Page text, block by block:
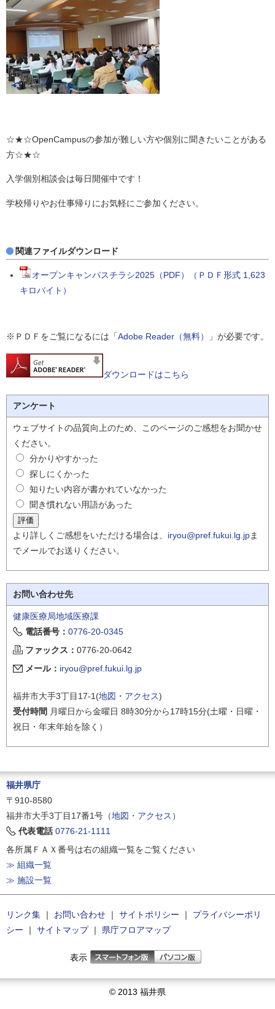
☆★☆OpenCampusの参加が難しい方や個別に聞きたいことがある
方☆★☆
入学個別相談会は毎日開催中です！
学校帰りやお仕事帰りにお気軽にご参加ください。
関連ファイルダウンロード
オープンキャンパスチラシ2025（PDF）（ＰＤＦ形式 1,623
キロバイト）
※ＰＤＦをご覧になるには「Adobe Reader（無料） 」が必要です。
ダウンロードはこちら
アンケート
ウェブサイトの品質向上のため、このページのご感想をお聞かせ
ください。
分かりやすかった
探しにくかった
知りたい内容が書かれていなかった
聞き慣れない用語があった
より詳しくご感想をいただける場合は、 iryou@pref.fukui.lg.jpま
でメールでお送りください。
お問い合わせ先
健康医療局地域医療課
電話番号： 0776-20-0345
ファックス： 0776-20-0642
メール： iryou@pref.fukui.lg.jp
福井市大手3丁目17-1(地図・アクセス)
受付時間 月曜日から金曜日 8時30分から17時15分(土曜・日曜・
祝日・年末年始を除く）
福井県庁
〒910-8580
福井市大手3丁目17番1号（地図・アクセス ）
代表電話 0776-21-1111
各所属ＦＡＸ番号は右の組織一覧をご覧ください
≫ 組織一覧
≫ 施設一覧
リンク集 ｜ お問い合わせ ｜ サイトポリシー ｜
プライバシーポリ
シー ｜ サイトマップ｜ 県庁フロアマップ
表示
© 2013 福井県